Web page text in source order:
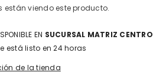
están viendo este producto.
EN SUCURSAL MATRIZ CENTRO
está listo en 24 horas
de la tienda